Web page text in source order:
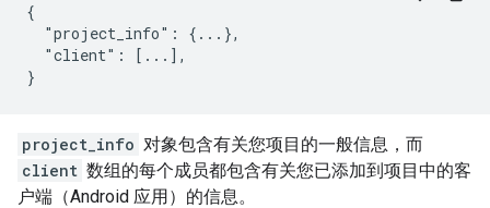
{
  "project_info": {...},
  "client": [...],
}
project_info 对象包含有关您项目的一般信息，而
client 数组的每个成员都包含有关您已添加到项目中的客
户端（Android 应用）的信息。